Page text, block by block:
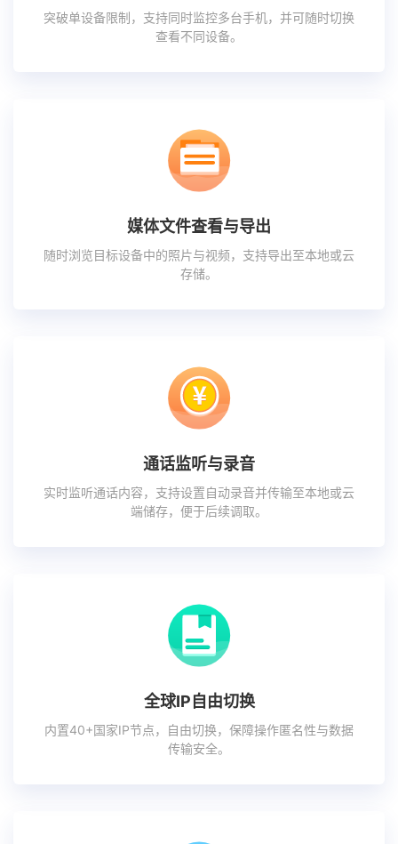
突破单设备限制，支持同时监控多台手机，并可随时切换
查看不同设备。
媒体文件查看与导出
随时浏览目标设备中的照片与视频，支持导出至本地或云
存储。
通话监听与录音
实时监听通话内容，支持设置自动录音并传输至本地或云
端储存，便于后续调取。
全球IP自由切换
内置40+国家IP节点，自由切换，保障操作匿名性与数据
传输安全。